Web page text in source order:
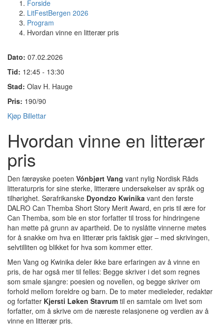
Forside
LitFestBergen 2026
Program
Hvordan vinne en litterær pris
Dato: 07.02.2026
Tid: 12:45 - 13:30
Stad: Olav H. Hauge
Pris: 190/90
Kjøp Billettar
Hvordan vinne en litterær
pris
Den færøyske poeten Vónbjørt Vang vant nylig Nordisk Råds
litteraturpris for sine sterke, litterære undersøkelser av språk og
tilhørighet. Sørafrikanske Dyondzo Kwinika vant den første
DALRO Can Themba Short Story Merit Award, en pris til ære for
Can Themba, som ble en stor forfatter til tross for hindringene
han møtte på grunn av apartheid. De to nyslåtte vinnerne møtes
for å snakke om hva en litterær pris faktisk gjør – med skrivingen,
selvtilliten og blikket for hva som kommer etter.
Men Vang og Kwinika deler ikke bare erfaringen av å vinne en
pris, de har også mer til felles: Begge skriver i det som regnes
som smale sjangre: poesien og novellen, og begge skriver om
forhold mellom foreldre og barn. De to møter medieleder, redaktør
og forfatter Kjersti Løken Stavrum til en samtale om livet som
forfatter, om å skrive om de næreste relasjonene og verdien av å
vinne en litterær pris.